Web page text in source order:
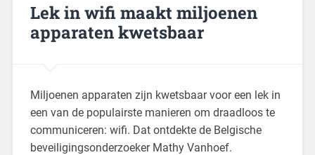
Lek in wifi maakt miljoenen
apparaten kwetsbaar
Miljoenen apparaten zijn kwetsbaar voor een lek in
een van de populairste manieren om draadloos te
communiceren: wifi. Dat ontdekte de Belgische
beveiligingsonderzoeker Mathy Vanhoef.